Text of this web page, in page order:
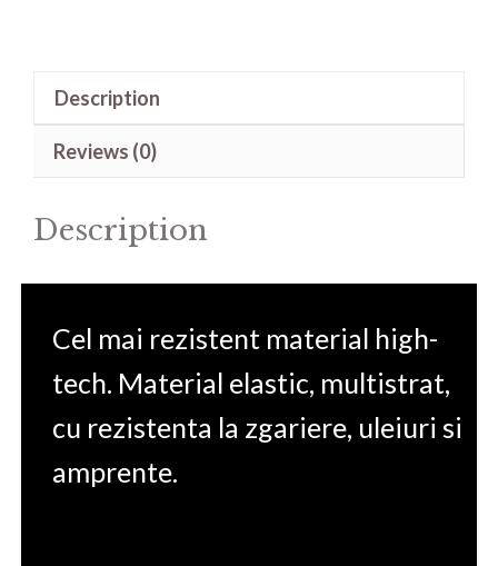
Description
Reviews (0)
Description
Cel mai rezistent material high-
tech. Material elastic, multistrat,
cu rezistenta la zgariere, uleiuri si
amprente.